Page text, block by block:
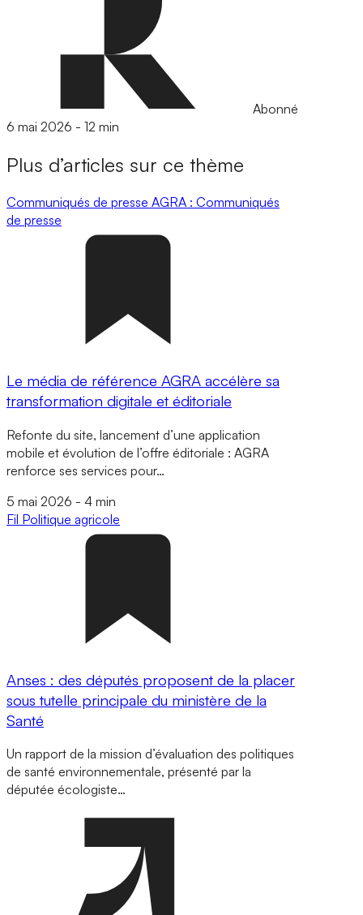
Abonné
6 mai 2026 - 12 min
Plus d’articles sur ce thème
Communiqués de presse AGRA : Communiqués
de presse
Le média de référence AGRA accélère sa
transformation digitale et éditoriale
Refonte du site, lancement d’une application
mobile et évolution de l’offre éditoriale : AGRA
renforce ses services pour…
5 mai 2026 - 4 min
Fil Politique agricole
Anses : des députés proposent de la placer
sous tutelle principale du ministère de la
Santé
Un rapport de la mission d’évaluation des politiques
de santé environnementale, présenté par la
députée écologiste…